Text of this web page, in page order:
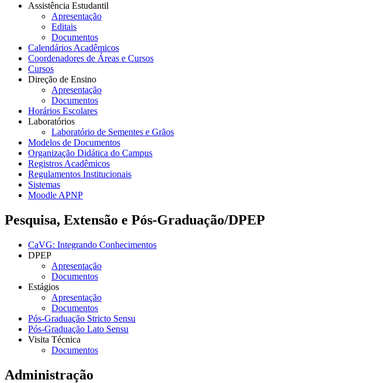
Assistência Estudantil
Apresentação
Editais
Documentos
Calendários Acadêmicos
Coordenadores de Áreas e Cursos
Cursos
Direção de Ensino
Apresentação
Documentos
Horários Escolares
Laboratórios
Laboratório de Sementes e Grãos
Modelos de Documentos
Organização Didática do Campus
Registros Acadêmicos
Regulamentos Institucionais
Sistemas
Moodle APNP
Pesquisa, Extensão e Pós-Graduação/DPEP
CaVG: Integrando Conhecimentos
DPEP
Apresentação
Documentos
Estágios
Apresentação
Documentos
Pós-Graduação Stricto Sensu
Pós-Graduação Lato Sensu
Visita Técnica
Documentos
Administração